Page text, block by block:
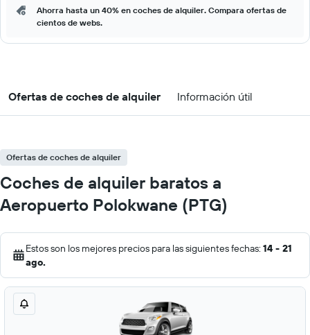
Ahorra hasta un 40% en coches de alquiler. Compara ofertas de
cientos de webs.
Ofertas de coches de alquiler Información útil
Ofertas de coches de alquiler
Coches de alquiler baratos a
Aeropuerto Polokwane (PTG)
Estos son los mejores precios para las siguientes fechas: 14 - 21
ago.